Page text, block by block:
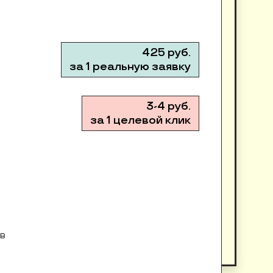
425 руб.
за 1 реальную заявку
3-4 руб.
за 1 целевой клик